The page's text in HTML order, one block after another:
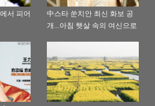
서 피어
中스타 쑨치안 최신 화보 공
개...아침 햇살 속의 여신으로